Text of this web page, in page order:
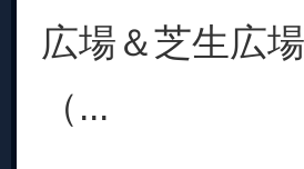
広場＆芝生広場
（...